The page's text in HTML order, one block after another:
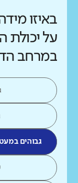
באיזו
על יכולת
במרחב
גבוהים